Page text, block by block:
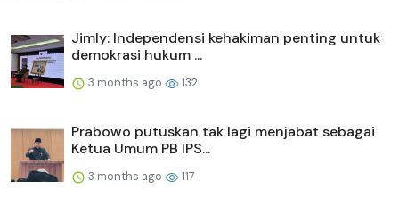
Jimly: Independensi kehakiman penting untuk
demokrasi hukum ...
3 months ago 132
Prabowo putuskan tak lagi menjabat sebagai
Ketua Umum PB IPS...
3 months ago 117